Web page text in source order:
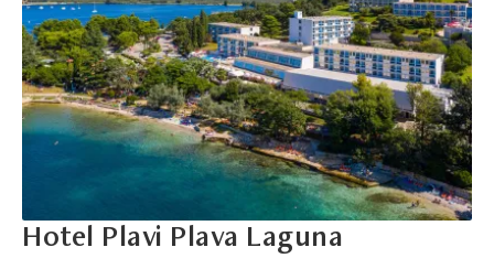
Hotel Plavi Plava Laguna